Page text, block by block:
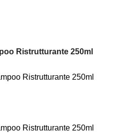
Ristrutturante 250ml